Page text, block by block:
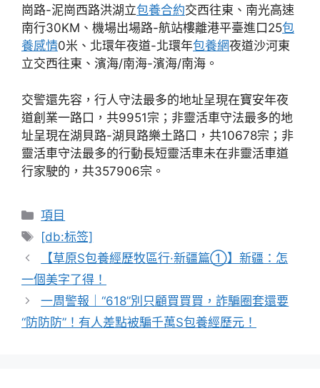
崗路-泥崗西路洪湖立包養合約交西往東、南光高速
南行30KM、機場出場路-航站樓離港平臺進口25包
養感情0米、北環年夜道-北環年包養網夜道沙河東
立交西往東、濱海/南海-濱海/南海。
交警還先容，行人守法最多的地址呈現在寶安年夜
道創業一路口，共9951宗；非靈活車守法最多的地
址呈現在湖貝路-湖貝路樂土路口，共10678宗；非
靈活車守法最多的行動長短靈活車未在非靈活車道
行家駛的，共357906宗。
分
類
項目
標
籤
[db:标签]
【草原S包養經歷牧區行·新疆篇①】新疆：怎
一個美字了得！
一周警報｜“618”別只顧買買買，詐騙圈套還要
“防防防”！有人差點被騙千萬S包養經歷元！